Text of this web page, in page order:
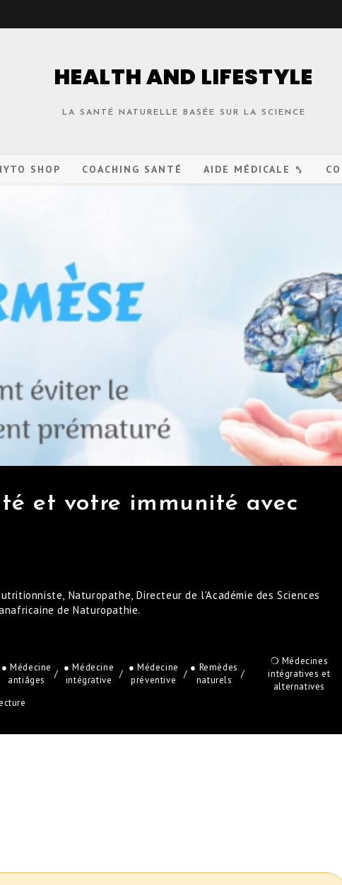
HEALTH AND LIFESTYLE
LA SANTÉ NATURELLE BASÉE SUR LA SCIENCE
SHOP COACHING SANTÉ AIDE MÉDICALE ⤣
et votre immunité avec
Naturopathe, Directeur de l'Académie des Sciences
de Naturopathie.
● Médecine
antiâges
/
● Médecine
intégrative
/
● Médecine
préventive
/
● Remèdes
naturels
/
❍ Médecines
intégratives et
alternatives